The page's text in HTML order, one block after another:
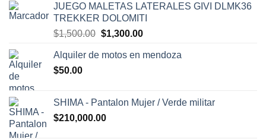
JUEGO MALETAS LATERALES GIVI DLMK36
TREKKER DOLOMITI
$1,500.00 El
original
$1,300.00El
actual
Alquiler de motos en mendoza
$50.00
SHIMA - Pantalon Mujer / Verde militar
$210,000.00